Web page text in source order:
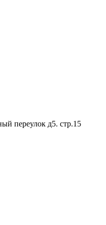
переулок д5. стр.15